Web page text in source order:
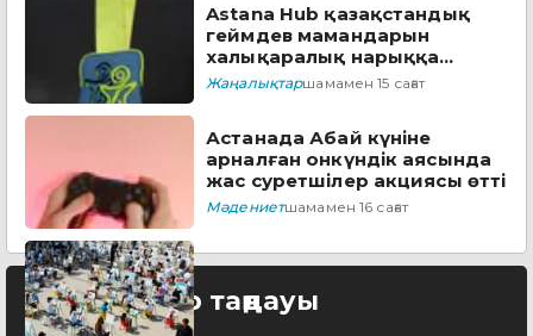
Astana Hub қазақстандық
геймдев мамандарын
халықаралық нарыққа
дайындайтын тегін
бағдарламаға өтінім
Жаңалықтаршамамен 15 сағат
Астанада Абай күніне
арналған онкүндік аясында
жас суретшілер акциясы өтті
Мәдениетшамамен 16 сағат
Редактор таңдауы